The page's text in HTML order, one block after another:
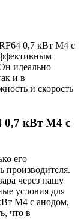
0,7 кВт M4 с
идеально
и в
и скорость
кВт M4 с
его
производителя.
через нашу
условия для
M4 с анодом,
что в